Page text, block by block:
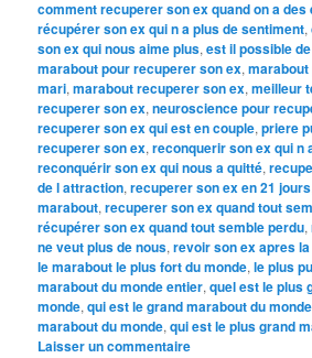
comment recuperer son ex quand on a des
récupérer son ex qui n a plus de sentiment,
son ex qui nous aime plus,est il possible
marabout pour recuperer son ex,
mari,marabout recuperer son ex,meilleur
recuperer son ex,neuroscience pour
recuperer son ex qui est en couple,priere
recuperer son ex,reconquerir son ex qui n
reconquérir son ex qui nous a quitté,
de l attraction,recuperer son ex en 21 jours
marabout,recuperer son ex quand tout
récupérer son ex quand tout semble perdu,
ne veut plus de nous,revoir son ex apres
le marabout le plus fort du monde,le plus
marabout du monde entier,quel est le plus
monde,qui est le grand marabout du monde
marabout du monde,qui est le plus grand
Laisser un commentaire